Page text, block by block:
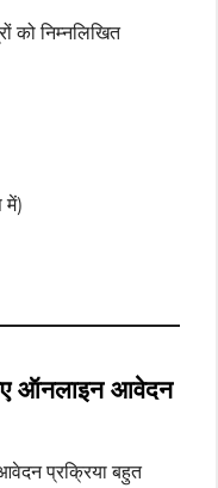
को निम्नलिखित
में)
ऑनलाइन आवेदन
प्रक्रिया बहुत